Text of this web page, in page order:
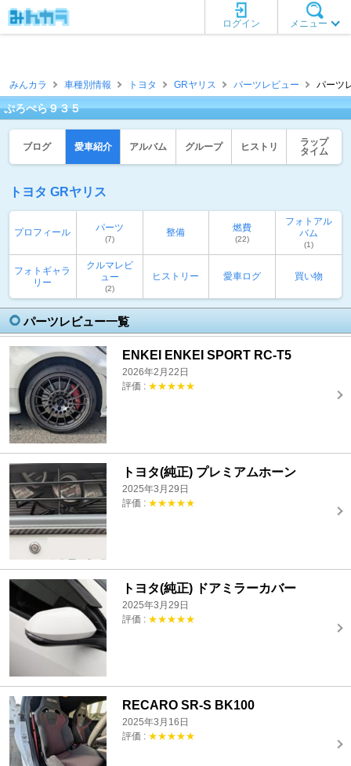
メニュー
ログイン
みんカラ 車種別情報 トヨタ GRヤリス パーツレビュー パーツ
ぷろぺら９３５
ブログ 愛車紹介 アルバム グループ ヒストリ
ラップ
タイム
トヨタ GRヤリス
プロフィール パーツ
(7)
整備 燃費
(22)
フォトアル
バム
(1)
フォトギャラ
リー
クルマレビ
ュー
(2)
ヒストリー 愛車ログ 買い物
パーツレビュー一覧
ENKEI ENKEI SPORT RC-T5
2026年2月22日
評価 : ★★★★★
トヨタ(純正) プレミアムホーン
2025年3月29日
評価 : ★★★★★
トヨタ(純正) ドアミラーカバー
2025年3月29日
評価 : ★★★★★
RECARO SR-S BK100
2025年3月16日
評価 : ★★★★★